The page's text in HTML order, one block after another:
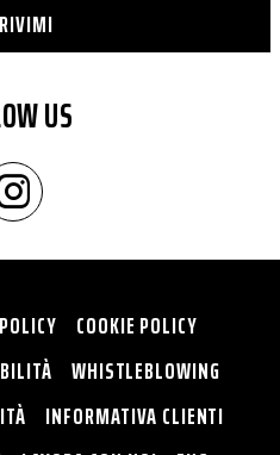
US
COOKIE POLICY
WHISTLEBLOWING
INFORMATIVA CLIENTI